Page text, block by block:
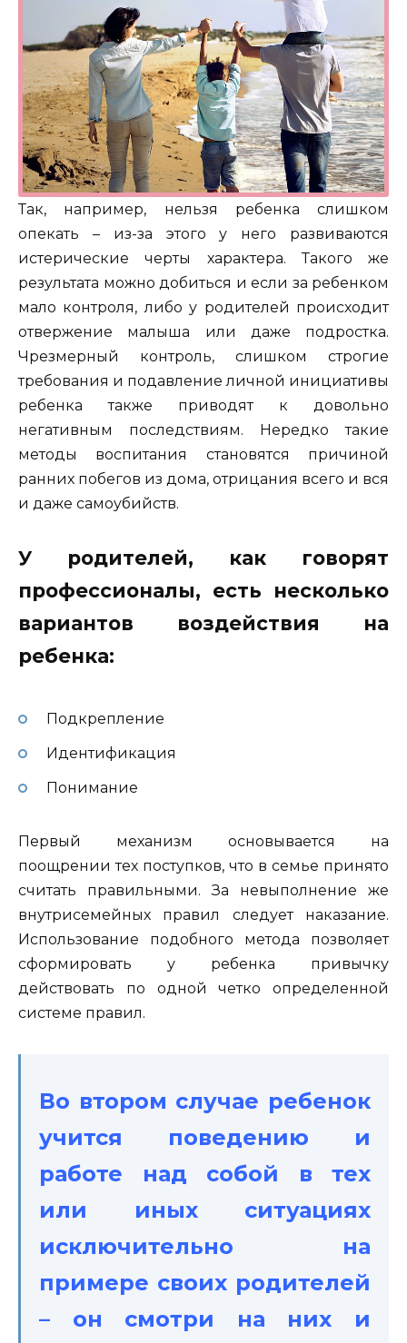
Так, например, нельзя ребенка слишком
опекать – из-за этого у него развиваются
истерические черты характера. Такого же
результата можно добиться и если за ребенком
мало контроля, либо у родителей происходит
отвержение малыша или даже подростка.
Чрезмерный контроль, слишком строгие
требования и подавление личной инициативы
ребенка также приводят к довольно
негативным последствиям. Нередко такие
методы воспитания становятся причиной
ранних побегов из дома, отрицания всего и вся
и даже самоубийств.
У родителей, как говорят
профессионалы, есть несколько
вариантов воздействия на
ребенка:
Подкрепление
Идентификация
Понимание
Первый механизм основывается на
поощрении тех поступков, что в семье принято
считать правильными. За невыполнение же
внутрисемейных правил следует наказание.
Использование подобного метода позволяет
сформировать у ребенка привычку
действовать по одной четко определенной
системе правил.
Во втором случае ребенок
учится поведению и
работе над собой в тех
или иных ситуациях
исключительно на
примере своих родителей
– он смотри на них и